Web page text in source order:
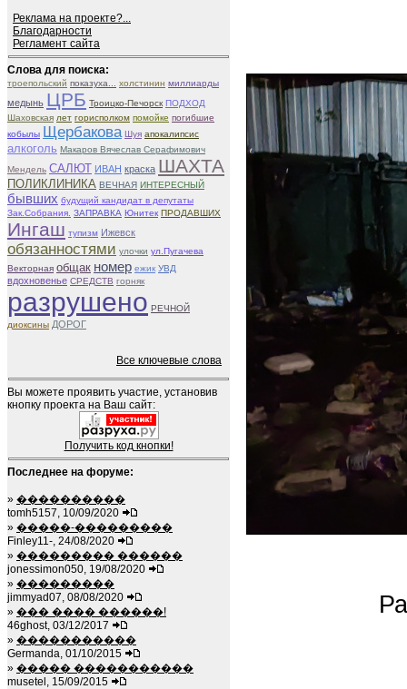
Реклама на проекте?...
Благодарности
Регламент сайта
Слова для поиска:
троепольский показуха... холстинин миллиарды
медынь ЦРБ Троицко-Печорск ПОДХОД
Шаховская лет горисполком помойке погибшие
кобылы Щербакова Шуя апокалипсис
алкоголь Макаров Вячеслав Серафимович
Мендель САЛЮТ ИВАН краска ШАХТА
ПОЛИКЛИНИКА ВЕЧНАЯ ИНТЕРЕСНЫЙ
бывших будущий кандидат в депутаты
Зак.Собрания. ЗАПРАВКА Юнитек ПРОДАВШИХ
Ингаш тупизм Ижевск
обязанностями улочки ул.Пугачева
Векторная общак номер ежик УВД
вдохновенье СРЕДСТВ горняк
разрушено РЕЧНОЙ
диоксины ДОРОГ
Все ключевые слова
Вы можете проявить участие, установив
кнопку проекта на Ваш сайт:
Получить код кнопки!
Последнее на форуме:
» ����������
tomh5157, 10/09/2020
» �����-���������
Finley11-, 24/08/2020
» ��������� ������
jonessimon050, 19/08/2020
» ���������
jimmyad07, 08/08/2020
» ��� ���� ������!
46ghost, 03/12/2017
» �����������
Germanda, 01/10/2015
» ����� �����������
musetel, 15/09/2015